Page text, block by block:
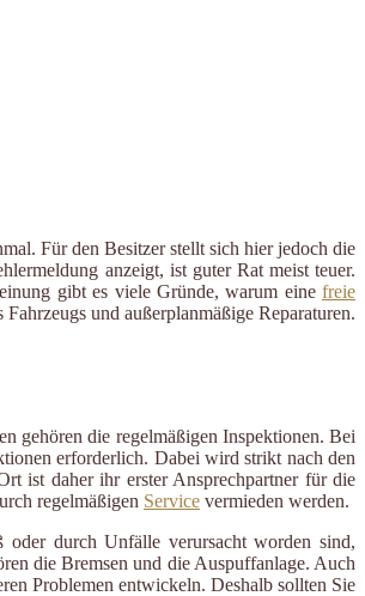
Für den Besitzer stellt sich hier jedoch die
anzeigt, ist guter Rat meist teuer.
gibt es viele Gründe, warum eine freie
und außerplanmäßige Reparaturen.
gehören die regelmäßigen Inspektionen. Bei
erforderlich. Dabei wird strikt nach den
ist daher ihr erster Ansprechpartner für die
regelmäßigen Service vermieden werden.
durch Unfälle verursacht worden sind,
die Bremsen und die Auspuffanlage. Auch
Problemen entwickeln. Deshalb sollten Sie